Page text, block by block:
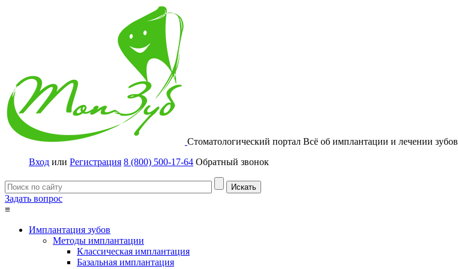
Стоматологический портал Всё об имплантации и лечении зубов
Вход или Регистрация 8 (800) 500-17-64 Обратный звонок
Задать вопрос
≡
Имплантация зубов
Методы имплантации
Классическая имплантация
Базальная имплантация